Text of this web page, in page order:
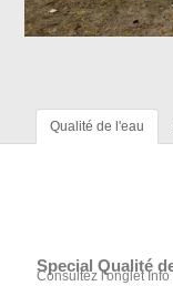
Qualité de l'eau
Special Qualité
Consultez l'onglet